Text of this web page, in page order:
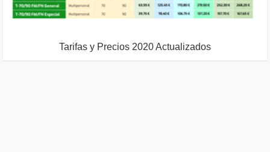
Tarifas y Precios 2020 Actualizados